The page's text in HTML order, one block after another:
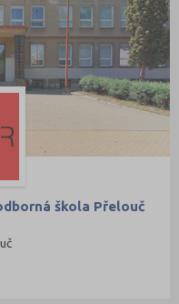
škola Přelouč